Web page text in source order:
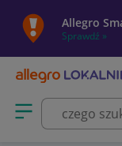
Allegro
Sprawdź »
Otwórz menu z